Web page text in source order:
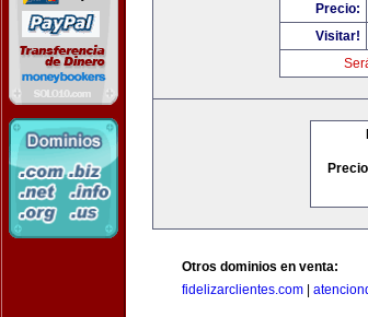
Precio:
Visitar!
Otros dominios en venta:
fidelizarclientes.com